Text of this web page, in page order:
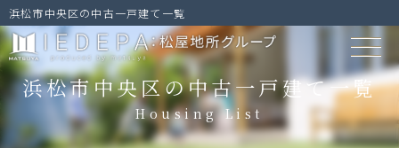
浜松市中央区の中古一戸建て一覧
浜松市中央区の中古一戸建て一覧